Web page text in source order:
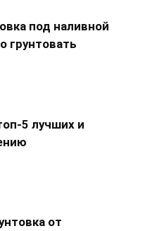
под наливной
грунтовать
5 лучших и
от